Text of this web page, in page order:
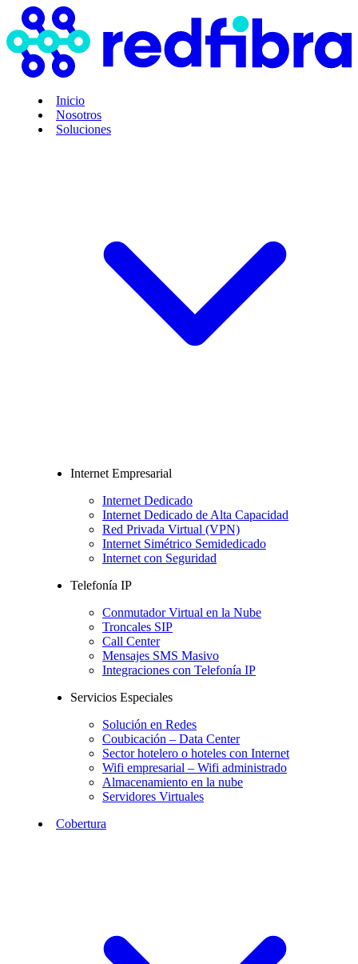
Inicio
Nosotros
Soluciones
Internet Empresarial
Internet Dedicado
Internet Dedicado de Alta Capacidad
Red Privada Virtual (VPN)
Internet Simétrico Semidedicado
Internet con Seguridad
Telefonía IP
Conmutador Virtual en la Nube
Troncales SIP
Call Center
Mensajes SMS Masivo
Integraciones con Telefonía IP
Servicios Especiales
Solución en Redes
Coubicación – Data Center
Sector hotelero o hoteles con Internet
Wifi empresarial – Wifi administrado
Almacenamiento en la nube
Servidores Virtuales
Cobertura